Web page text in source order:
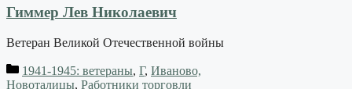
Гиммер Лев Николаевич
Ветеран Великой Отечественной войны
1941-1945: ветераны, Г, Иваново,
Новоталицы, Работники торговли